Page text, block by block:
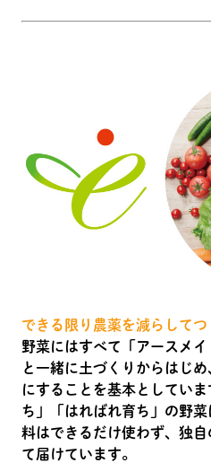
できる限り農薬を減らしてつ
野菜にはすべて「アースメ
と一緒に土づくりからはじ
にすることを基本としてい
ち」「はればれ育ち」の野
料はできるだけ使わず、独
て届けています。